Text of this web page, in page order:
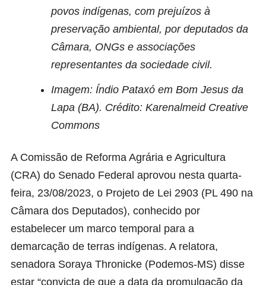
povos indígenas, com prejuízos à
preservação ambiental, por deputados da
Câmara, ONGs e associações
representantes da sociedade civil.
Imagem: Índio Pataxó em Bom Jesus da
Lapa (BA). Crédito: Karenalmeid Creative
Commons
A Comissão de Reforma Agrária e Agricultura
(CRA) do Senado Federal aprovou nesta quarta-
feira, 23/08/2023, o Projeto de Lei 2903 (PL 490 na
Câmara dos Deputados), conhecido por
estabelecer um marco temporal para a
demarcação de terras indígenas. A relatora,
senadora Soraya Thronicke (Podemos-MS) disse
estar “convicta de que a data da promulgação da